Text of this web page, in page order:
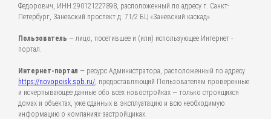
Федорович, ИНН 290121227898, расположенный по адресу г. Санкт-
Петербург, Заневский проспект д. 71/2 БЦ «Заневский каскад».
Пользователь — лицо, посетившее и (или) использующее Интернет -
портал.
Интернет-портал — ресурс Администратора, расположенный по адресу
https://novopoisk.spb.ru/, предоставляющий Пользователям проверенные
и исчерпывающее данные обо всех новостройках — только строящихся
домах и объектах, уже сданных в эксплуатацию и всю необходимую
информацию о компаниях-застройщиках.